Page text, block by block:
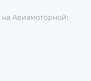
Авиамоторной: